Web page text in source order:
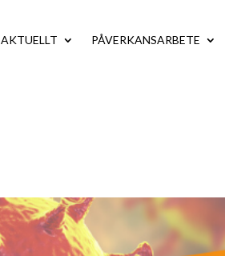
AKTUELLT PÅVERKANSARBETE